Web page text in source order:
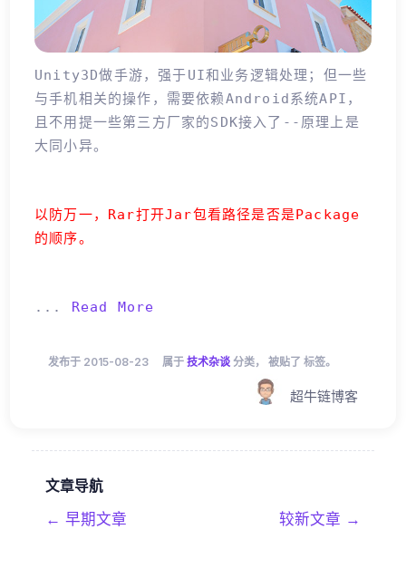
Unity3D做手游，强于UI和业务逻辑处理；但一些
与手机相关的操作，需要依赖Android系统API，
且不用提一些第三方厂家的SDK接入了--原理上是
大同小异。
以防万一，rar打开jar包看路径是否是Package
的顺序。
... Read More
发布于 2015-08-23 属于 技术杂谈 分类， 被贴了 标签。
超牛链博客
文章导航
← 早期文章 较新文章 →